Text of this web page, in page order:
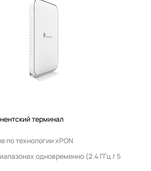
терминал
по технологии xPON
одновременно (2.4 ГГц / 5